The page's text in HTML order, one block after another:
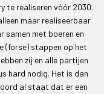
te realiseren vóór 2030.
maar realiseerbaar
samen met boeren en
(forse) stappen op het
zij en alle partijen
hard nodig. Het is dan
al staat dat er een